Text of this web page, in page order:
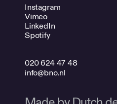
Instagram
Vimeo
LinkedIn
Spotify
020 624 47 48
info@bno.nl